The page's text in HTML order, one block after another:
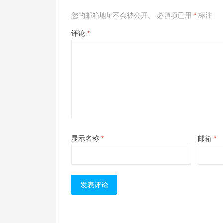
您的邮箱地址不会被公开。 必填项已用 * 标注
评论 *
显示名称 * 邮箱 *